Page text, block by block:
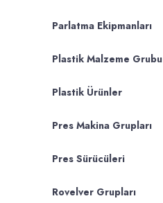
Parlatma Ekipmanları
Plastik Malzeme Grubu
Plastik Ürünler
Pres Makina Grupları
Pres Sürücüleri
Rovelver Grupları